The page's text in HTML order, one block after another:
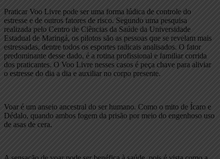
Praticar Voo Livre pode ser uma forma lúdica de controle do
estresse e de outros fatores de risco. Segundo uma pesquisa
realizada pelo Centro de Ciências da Saúde da Universidade
Estadual de Maringá, os pilotos são as pessoas que se revelam mais
estressadas, dentre todos os esportes radicais analisados. O fator
predominante desse dado, é a rotina profissional e familiar corrida
dos praticantes. O Voo Livre nesses casos é peça chave para aliviar
o estresse do dia a dia e auxiliar no corpo presente.
Voar é um anseio ancestral do ser humano. Como o mito de Ícaro e
Dédalo, quando ambos fogem da prisão por meio do engenhoso uso
de asas de cera.